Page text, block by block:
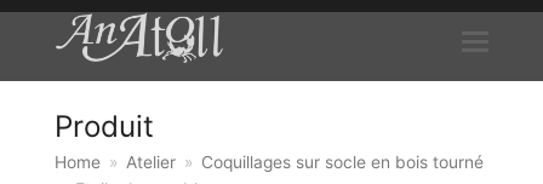
Produit
Home » Atelier » Coquillages sur socle en bois tourné